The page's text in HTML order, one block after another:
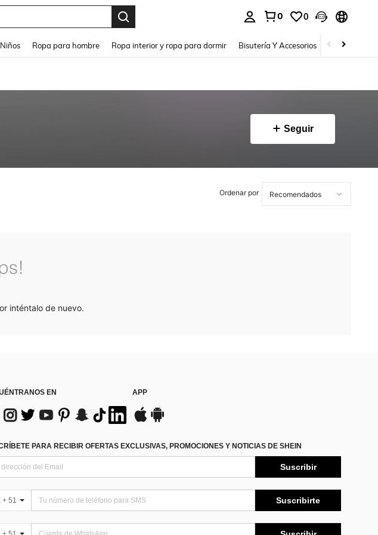
0 0
Niños Ropa para hombre Ropa interior y ropa para dormir Bisutería Y Accesorios Zapatos
Seguir
Ordenar por
inténtalo de nuevo.
EN APP
PARA RECIBIR OFERTAS EXCLUSIVAS, PROMOCIONES Y NOTICIAS DE SHEIN
Suscribir
+ 51 Suscribirte